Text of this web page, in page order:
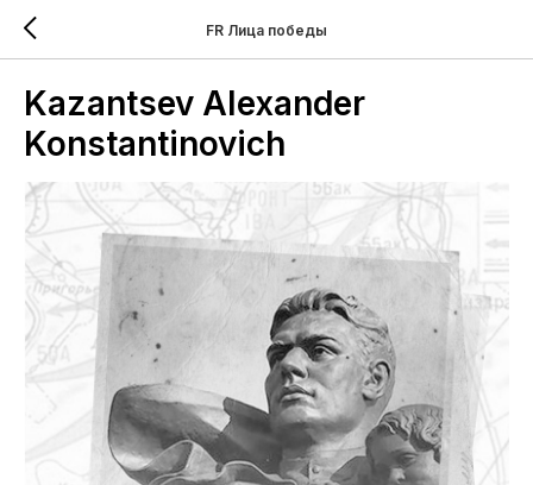
FR Лица победы
Kazantsev Alexander
Konstantinovich